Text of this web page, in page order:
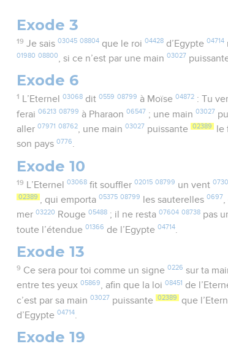
Exode 3
19 Je sais 03045 08804que le roi 04428d’Egypte 04714
01980 08800, si ce n’est par une main03027
Exode 6
1 L’Eternel 03068dit 0559 08799 à Moïse 04872: Tu
ferai06213 08799 à Pharaon06547 ; une main03027
aller07971 08762, une main03027 puissante 02389 le
son pays0776.
Exode 10
19 L’Eternel 03068fit souffler 02015 08799 un vent
02389 , qui emporta05375 08799 les sauterelles0697,
mer03220 Rouge05488 ; il ne resta07604 08738 pas
toute l’étendue01366 de l’Egypte04714
Exode 13
9 Ce sera pour toi comme un signe 0226 sur ta
entre tes yeux05869, afin que la loi08451 de
c’est par sa main03027 puissante 02389 que
d’Egypte04714.
Exode 19